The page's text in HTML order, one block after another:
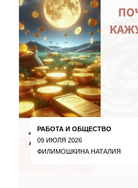
РАБОТА И ОБЩЕСТВО
09 ИЮЛЯ 2026
ФИЛИМОШКИНА НАТАЛИЯ